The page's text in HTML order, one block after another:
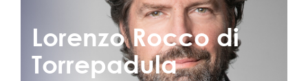
Lorenzo Rocco di
Torrepadula